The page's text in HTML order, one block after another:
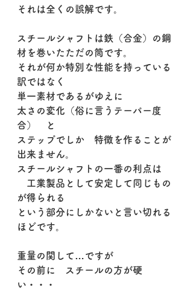
それは全くの誤解です。
スチールシャフトは鉄（合金）の鋼
材を巻いたただの筒です。
それが何か特別な性能を持っている
訳ではなく
単一素材であるがゆえに
太さの変化（俗に言うテーパー度
合）　と
ステップでしか　特徴を作ることが
出来ません。
スチールシャフトの一番の利点は
工業製品として安定して同じもの
が得られる
という部分にしかないと言い切れる
ほどです。
重量の関して…ですが
その前に　スチールの方が硬
い・・・